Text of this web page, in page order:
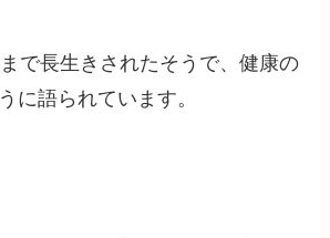
で長生きされたそうで、健康の
に語られています。